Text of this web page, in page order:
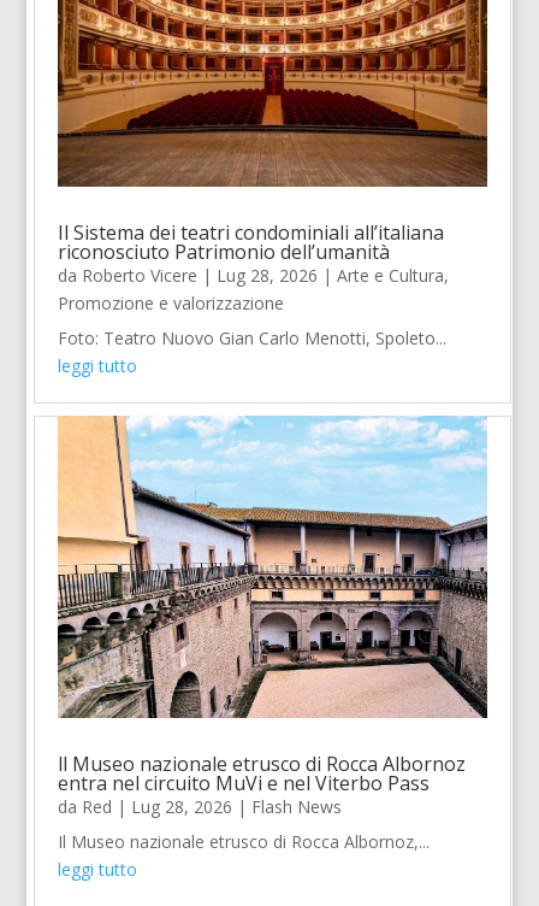
Il Sistema dei teatri condominiali all’italiana
riconosciuto Patrimonio dell’umanità
da Roberto Vicere | Lug 28, 2026 |Arte e Cultura,
Promozione e valorizzazione
Foto: Teatro Nuovo Gian Carlo Menotti, Spoleto...
leggi tutto
ll Museo nazionale etrusco di Rocca Albornoz
entra nel circuito MuVi e nel Viterbo Pass
da Red | Lug 28, 2026 | Flash News
Il Museo nazionale etrusco di Rocca Albornoz,...
leggi tutto